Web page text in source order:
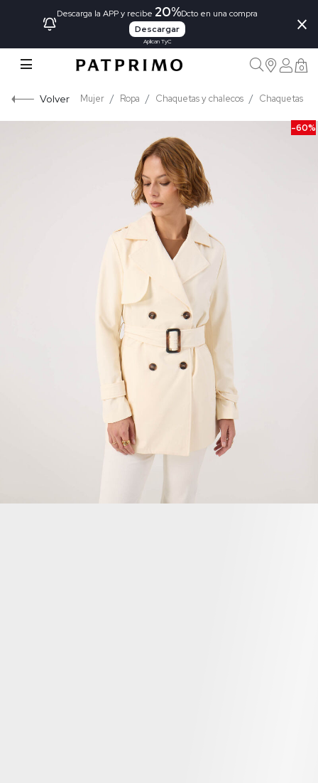
Descarga la APP y recibe 20%Dcto en una compra
Descargar
Aplican TyC
×
0
Volver Mujer Ropa Chaquetas y chalecos Chaquetas
-60%